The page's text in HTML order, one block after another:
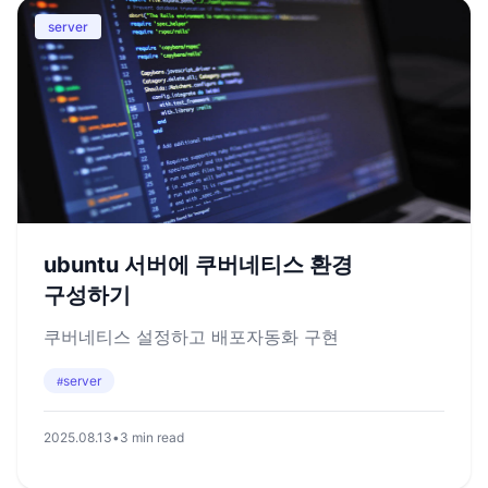
server
ubuntu 서버에 쿠버네티스 환경
구성하기
쿠버네티스 설정하고 배포자동화 구현
#server
2025.08.13•3 min read